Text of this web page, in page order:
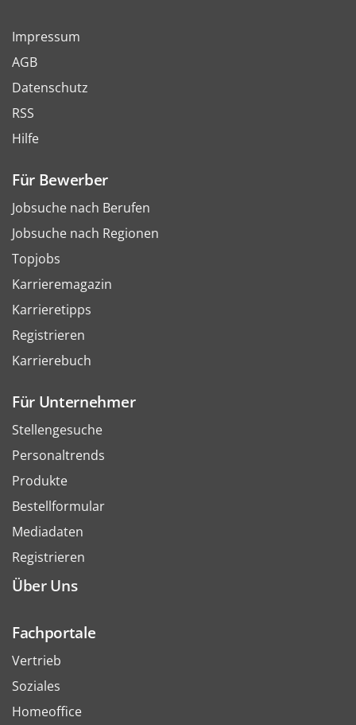
Impressum
AGB
Datenschutz
RSS
Hilfe
Für Bewerber
Jobsuche nach Berufen
Jobsuche nach Regionen
Topjobs
Karrieremagazin
Karrieretipps
Registrieren
Karrierebuch
Für Unternehmer
Stellengesuche
Personaltrends
Produkte
Bestellformular
Mediadaten
Registrieren
Über Uns
Fachportale
Vertrieb
Soziales
Homeoffice